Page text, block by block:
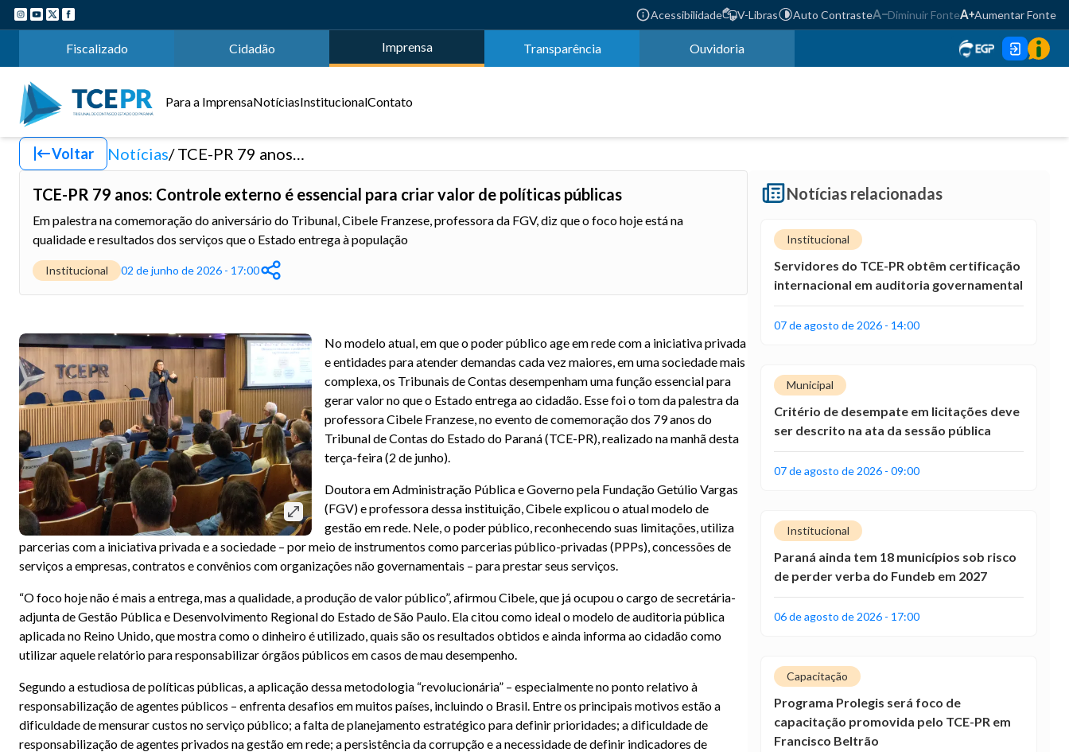
Acessibilidade V-Libras Auto Contraste Diminuir Fonte Aumentar Fonte
Fiscalizado Cidadão Imprensa Transparência Ouvidoria
Para a ImprensaNotíciasInstitucionalContato
Voltar Notícias TCE-PR 79 anos: Controle externo é essencial para criar valor de políticas públicas
TCE-PR 79 anos: Controle externo é essencial para criar valor de políticas públicas
Em palestra na comemoração do aniversário do Tribunal, Cibele Franzese, professora da FGV, diz que o foco hoje está na
qualidade e resultados dos serviços que o Estado entrega à população
Institucional 02 de junho de 2026 - 17:00
No modelo atual, em que o poder público age em rede com a iniciativa privada
e entidades para atender demandas cada vez maiores, em uma sociedade mais
complexa, os Tribunais de Contas desempenham uma função essencial para
gerar valor no que o Estado entrega ao cidadão. Esse foi o tom da palestra da
professora Cibele Franzese, no evento de comemoração dos 79 anos do
Tribunal de Contas do Estado do Paraná (TCE-PR), realizado na manhã desta
terça-feira (2 de junho).
Doutora em Administração Pública e Governo pela Fundação Getúlio Vargas
(FGV) e professora dessa instituição, Cibele explicou o atual modelo de
gestão em rede. Nele, o poder público, reconhecendo suas limitações, utiliza
parcerias com a iniciativa privada e a sociedade – por meio de instrumentos como parcerias público-privadas (PPPs), concessões de
serviços a empresas, contratos e convênios com organizações não governamentais – para prestar seus serviços.
“O foco hoje não é mais a entrega, mas a qualidade, a produção de valor público”, afirmou Cibele, que já ocupou o cargo de secretária-
adjunta de Gestão Pública e Desenvolvimento Regional do Estado de São Paulo. Ela citou como ideal o modelo de auditoria pública
aplicada no Reino Unido, que mostra como o dinheiro é utilizado, quais são os resultados obtidos e ainda informa ao cidadão como
utilizar aquele relatório para responsabilizar órgãos públicos em casos de mau desempenho.
Segundo a estudiosa de políticas públicas, a aplicação dessa metodologia “revolucionária” – especialmente no ponto relativo à
responsabilização de agentes públicos – enfrenta desafios em muitos países, incluindo o Brasil. Entre os principais motivos estão a
dificuldade de mensurar custos no serviço público; a falta de planejamento estratégico para definir prioridades; a dificuldade de
responsabilização de agentes privados na gestão em rede; a persistência da corrupção e a necessidade de definir indicadores de
Notícias relacionadas
Institucional
Servidores do TCE-PR obtêm certificação
internacional em auditoria governamental
07 de agosto de 2026 - 14:00
Municipal
Critério de desempate em licitações deve
ser descrito na ata da sessão pública
07 de agosto de 2026 - 09:00
Institucional
Paraná ainda tem 18 municípios sob risco
de perder verba do Fundeb em 2027
06 de agosto de 2026 - 17:00
Capacitação
Programa Prolegis será foco de
capacitação promovida pelo TCE-PR em
Francisco Beltrão